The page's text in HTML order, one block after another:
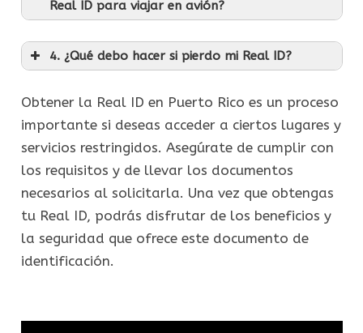
Real ID para viajar en avión?
4. ¿Qué debo hacer si pierdo mi Real ID?
Obtener la Real ID en Puerto Rico es un proceso
importante si deseas acceder a ciertos lugares y
servicios restringidos. Asegúrate de cumplir con
los requisitos y de llevar los documentos
necesarios al solicitarla. Una vez que obtengas
tu Real ID, podrás disfrutar de los beneficios y
la seguridad que ofrece este documento de
identificación.